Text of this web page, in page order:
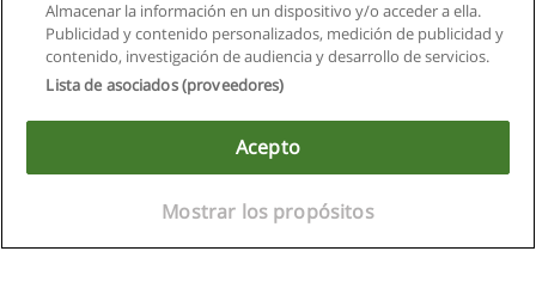
Reglas de uso
Privacidad de datos
Copyright © Educaedu Business S.L. - CIF : B-95610580: -
www.educaedu.com.ec
Almacenar la información en un dispositivo y/o acceder a ella.
Publicidad y contenido personalizados, medición de publicidad y
contenido, investigación de audiencia y desarrollo de servicios.
Lista de asociados (proveedores)
Acepto
Mostrar los propósitos